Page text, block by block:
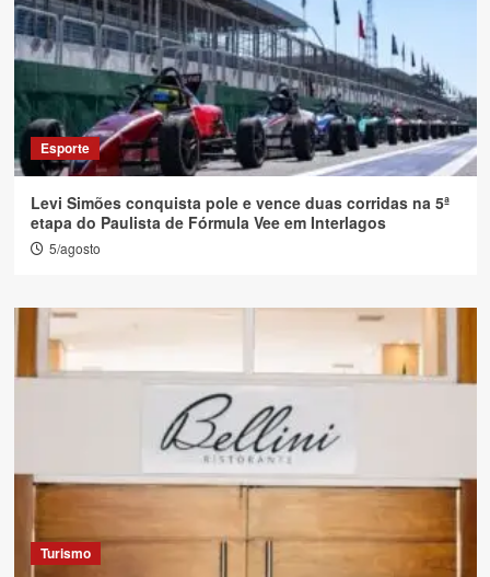
Esporte
Levi Simões conquista pole e vence duas corridas na 5ª
etapa do Paulista de Fórmula Vee em Interlagos
5/agosto
Turismo